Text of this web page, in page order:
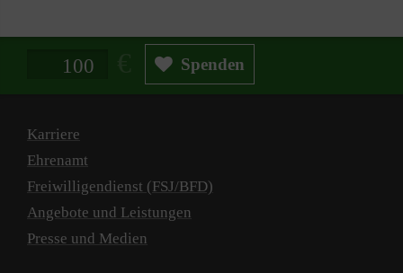
Spendenbetrag in Euro Spenden
Karriere
Ehrenamt
Freiwilligendienst (FSJ/BFD)
Angebote und Leistungen
Presse und Medien